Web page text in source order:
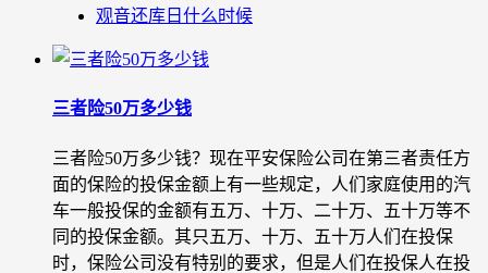
观音还库日什么时候
三者险50万多少钱
三者险50万多少钱？现在平安保险公司在第三者责任方
面的保险的投保金额上有一些规定，人们家庭使用的汽
车一般投保的金额有五万、十万、二十万、五十万等不
同的投保金额。其只五万、十万、五十万人们在投保
时，保险公司没有特别的要求，但是人们在投保人在投